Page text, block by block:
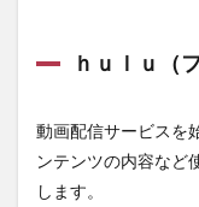
ｈｕｌｕ（
動画配信サービスを
ンテンツの内容など
します。